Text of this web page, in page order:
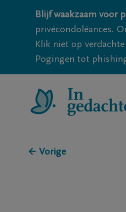
Blijf waakzaam voor
privécondoléances.
Klik niet op
Pogingen tot
← Vorige